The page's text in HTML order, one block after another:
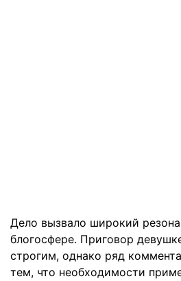
Дело вызвало широкий
блогосфере. Приговор
строгим, однако ряд
тем, что необходимости